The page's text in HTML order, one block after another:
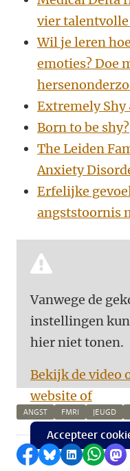
vier
Wil je leren
emoties? Doe
Extremely Shy
Born to be shy?
The Leiden
Anxiety
Erfelijke
angststoornis
Vanwege de
instellingen
hier niet tonen.
Bekijk de video
website of
Accepteer
ANGST FMRI JEUGD
Delen op Facebook
Delen viaDelen op
Delen